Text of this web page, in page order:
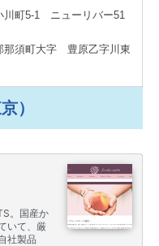
川町5-1 ニューリバー51
那須町大字 豊原乙字川東
）